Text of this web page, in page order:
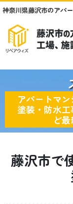
神奈川県藤沢市のアパ
アパートマ
塗装・防水
ど
藤沢市で